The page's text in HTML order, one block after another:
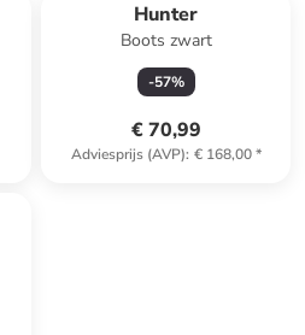
Hunter
Boots zwart
-57%
€ 70,99
Adviesprijs (AVP): € 168,00*